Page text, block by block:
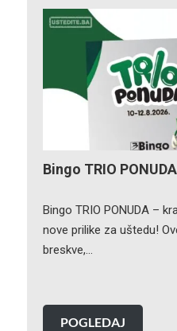
Bingo TRIO
Bingo TRIO PONUDA –
nove prilike za uštedu!
breskve,…
POGLEDAJ